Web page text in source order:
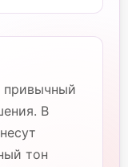
привычный
В
тон